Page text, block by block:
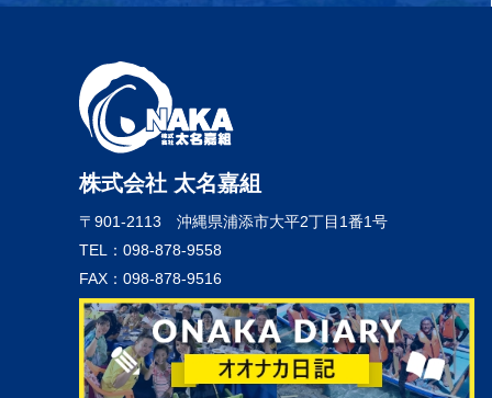
株式会社 太名嘉組
〒901-2113 沖縄県浦添市大平2丁目1番1号
TEL：098-878-9558
FAX：098-878-9516